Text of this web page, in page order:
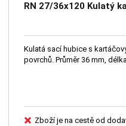
RN 27/36x120 Kulatý
Kulatá sací hubice s
povrchů. Průměr 36 mm,
Zboží je na cestě od